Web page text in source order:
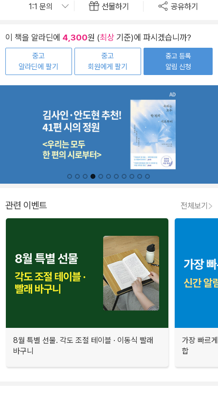
선물하기 공유하기
이 책을 알라딘에 4,300원 (최상 기준)에 파시겠습니까?
중고
알라딘에 팔기
중고
회원에게 팔기
중고 등록
알림 신청
관련 이벤트 전체보기
8월 특별 선물. 각도 조절 테이블 · 이동식 빨래
바구니
가장 빠르
합